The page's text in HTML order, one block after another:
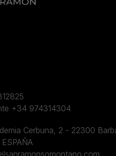
+34 974314304
Cerbuna, 2 - 22300